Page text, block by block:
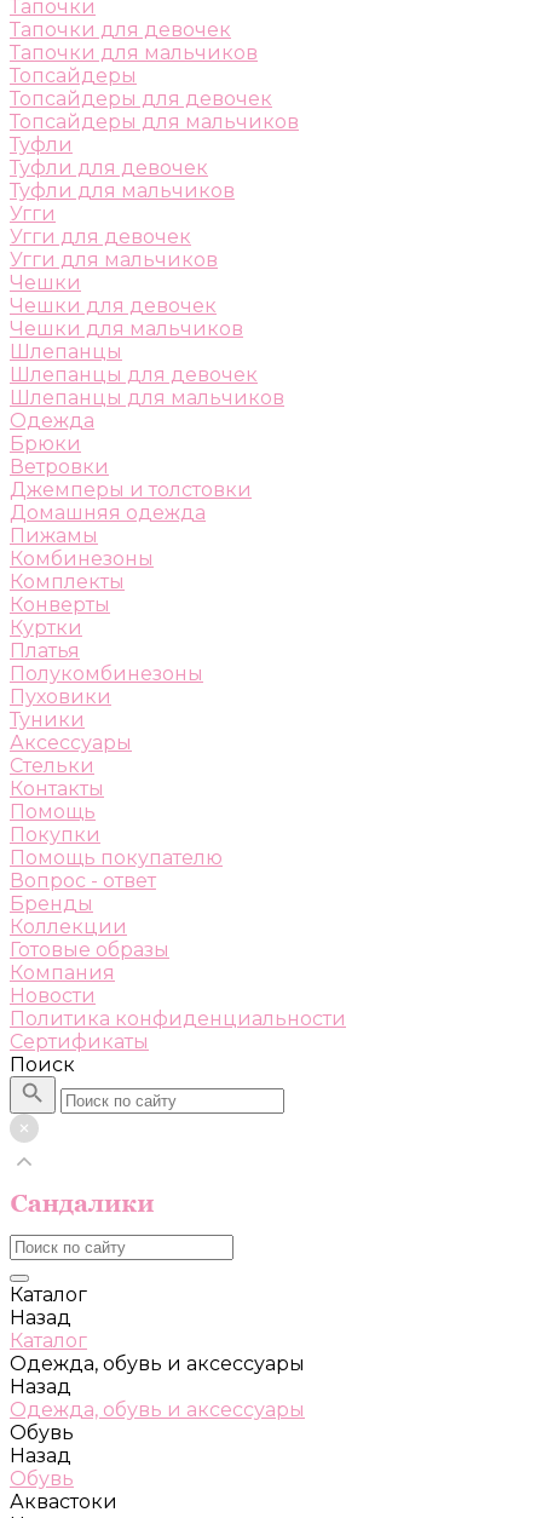
Тапочки
Тапочки для девочек
Тапочки для мальчиков
Топсайдеры
Топсайдеры для девочек
Топсайдеры для мальчиков
Туфли
Туфли для девочек
Туфли для мальчиков
Угги
Угги для девочек
Угги для мальчиков
Чешки
Чешки для девочек
Чешки для мальчиков
Шлепанцы
Шлепанцы для девочек
Шлепанцы для мальчиков
Одежда
Брюки
Ветровки
Джемперы и толстовки
Домашняя одежда
Пижамы
Комбинезоны
Комплекты
Конверты
Куртки
Платья
Полукомбинезоны
Пуховики
Туники
Аксессуары
Стельки
Контакты
Помощь
Покупки
Помощь покупателю
Вопрос - ответ
Бренды
Коллекции
Готовые образы
Компания
Новости
Политика конфиденциальности
Сертификаты
Поиск
Каталог
Назад
Каталог
Одежда, обувь и аксессуары
Назад
Одежда, обувь и аксессуары
Обувь
Назад
Обувь
Аквастоки